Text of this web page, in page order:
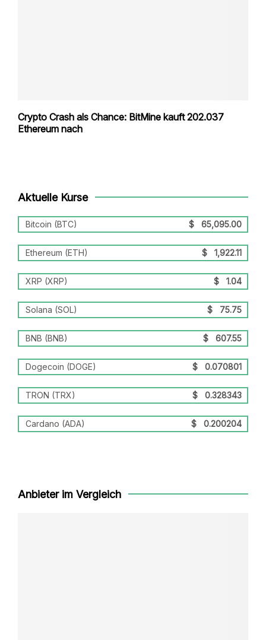
Crypto Crash als Chance: BitMine kauft 202.037
Ethereum nach
Aktuelle Kurse
Bitcoin (BTC) $ 65,095.00
Ethereum (ETH) $ 1,922.11
XRP (XRP) $ 1.04
Solana (SOL) $ 75.75
BNB (BNB) $ 607.55
Dogecoin (DOGE) $ 0.070801
TRON (TRX) $ 0.328343
Cardano (ADA) $ 0.200204
Anbieter im Vergleich